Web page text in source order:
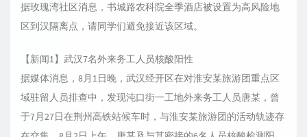
据玫瑰湾社区消息，书城路农科院全季酒店被设置为高风险地
区到汉隔离点，请同学们避免接近该区域。
【新闻1】武汉7名外来务工人员核酸阳性
据媒体消息，8月1日晚，武汉经开区在对淮安某旅游团重点区
域驻留人员排查中，发现沌口街一工地外来务工人员唐某，曾
于7月27日在荆州高铁站候车时，与淮安某旅游团的活动轨迹存